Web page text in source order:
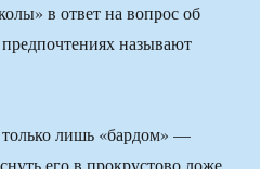
в ответ на вопрос об
называют
лишь «бардом» —